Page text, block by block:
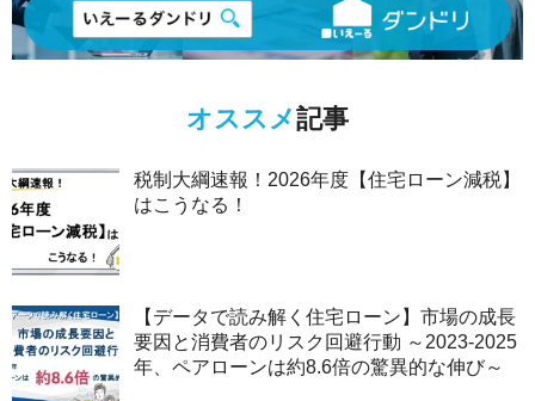
オススメ記事
税制大綱速報！2026年度【住宅ローン減税】
はこうなる！
【データで読み解く住宅ローン】市場の成長
要因と消費者のリスク回避行動 ～2023-2025
年、ペアローンは約8.6倍の驚異的な伸び～